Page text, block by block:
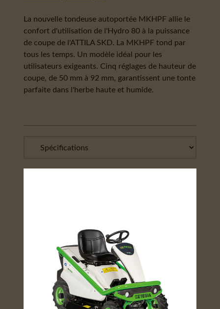
La nouvelle tondeuse autoportée MKHPF allie le
confort d'utilisation de l'Hydro 80 à la puissance
de coupe de l'ATTILA SKD. La MKHPF tond par
tous les temps. Un modèle idéal pour les
utilisateurs exigeants. Cinq réglages de hauteur de
coupe, de 50 mm à 92 mm, garantissent une tonte
parfaite dans l'herbe haute et humide.